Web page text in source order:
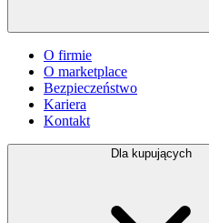
O firmie
O marketplace
Bezpieczeństwo
Kariera
Kontakt
Dla kupujących